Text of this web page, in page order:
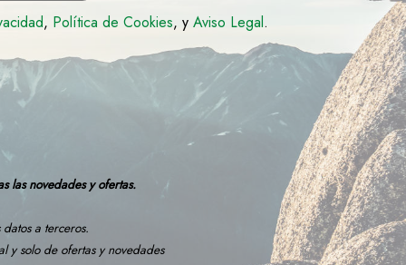
, Política de Cookies, y Aviso Legal.
las novedades y ofertas.
a terceros.
y solo de ofertas y novedades